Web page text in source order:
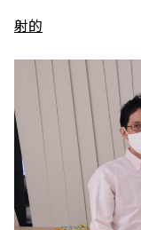
射的